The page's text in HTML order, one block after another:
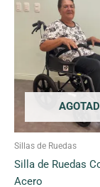
Sillas de Ruedas
Silla de Ruedas
Acero